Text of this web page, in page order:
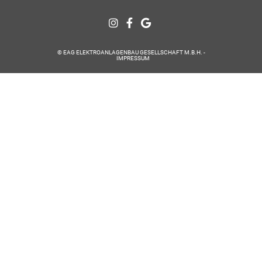
© EAG ELEKTROANLAGENBAU GESELLSCHAFT M.B.H. -
IMPRESSUM